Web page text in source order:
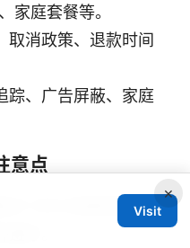
家庭套餐等。
取消政策、退款时间
踪、广告屏蔽、家庭
意点
对 VPN 的使用有不同
守。
×
Visit